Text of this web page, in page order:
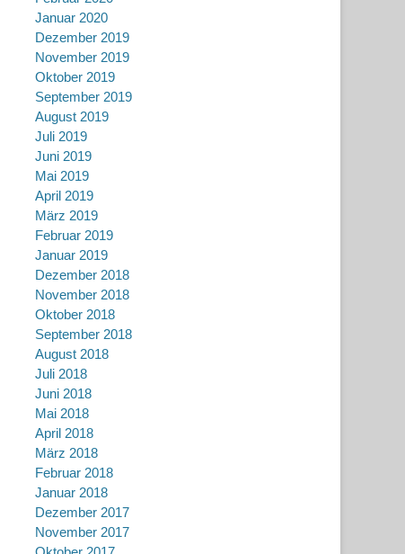
Januar 2020
Dezember 2019
November 2019
Oktober 2019
September 2019
August 2019
Juli 2019
Juni 2019
Mai 2019
April 2019
März 2019
Februar 2019
Januar 2019
Dezember 2018
November 2018
Oktober 2018
September 2018
August 2018
Juli 2018
Juni 2018
Mai 2018
April 2018
März 2018
Februar 2018
Januar 2018
Dezember 2017
November 2017